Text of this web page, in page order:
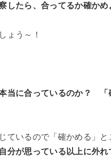
したら、合ってるか確かめ
ょう～！
当に合っているのか？ 「
ているので「確かめる」
分が思っている以上に外れ